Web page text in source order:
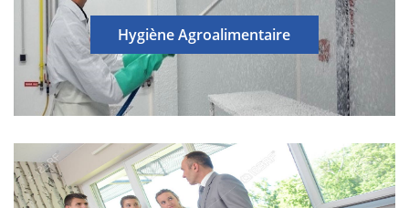
Hygiène Agroalimentaire